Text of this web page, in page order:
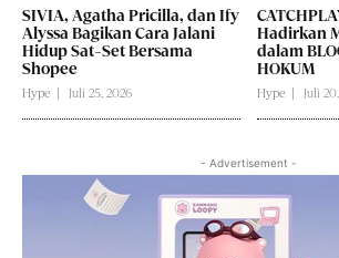
SIVIA, Agatha Pricilla, dan Ify
Alyssa Bagikan Cara Jalani
Hidup Sat-Set Bersama
Shopee
Hype Juli 25, 2026
Hadirkan
dalam
HOKUM
Hype Juli
- Advertisement -